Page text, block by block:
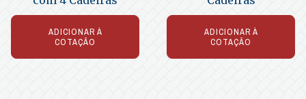
ADICIONAR À
COTAÇÃO
ADICIONAR À
COTAÇÃO